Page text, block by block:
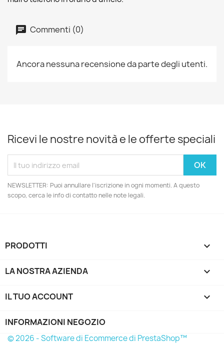
Commenti (0)
Ancora nessuna recensione da parte degli utenti.
Ricevi le nostre novità e le offerte speciali
NEWSLETTER: Puoi annullare l'iscrizione in ogni momenti. A questo
scopo, cerca le info di contatto nelle note legali.
PRODOTTI 
LA NOSTRA AZIENDA 
IL TUO ACCOUNT 
INFORMAZIONI NEGOZIO
© 2026 - Software di Ecommerce di PrestaShop™